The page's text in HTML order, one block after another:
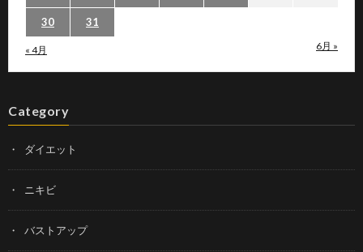
« 4月 6月 »
30 31
Category
ダイエット
ニキビ
バストアップ